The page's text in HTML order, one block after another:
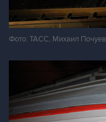
Фото: ТАСС, Михаил Почуев